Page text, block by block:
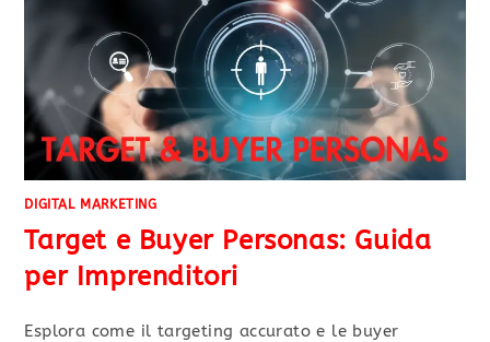
DIGITAL MARKETING
Target e Buyer Personas: Guida
per Imprenditori
Esplora come il targeting accurato e le buyer